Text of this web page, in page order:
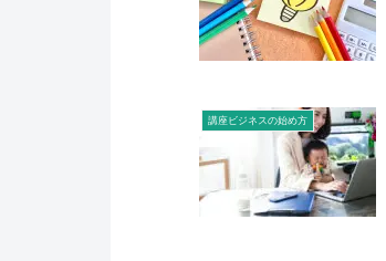
講座ビジネスの始め方